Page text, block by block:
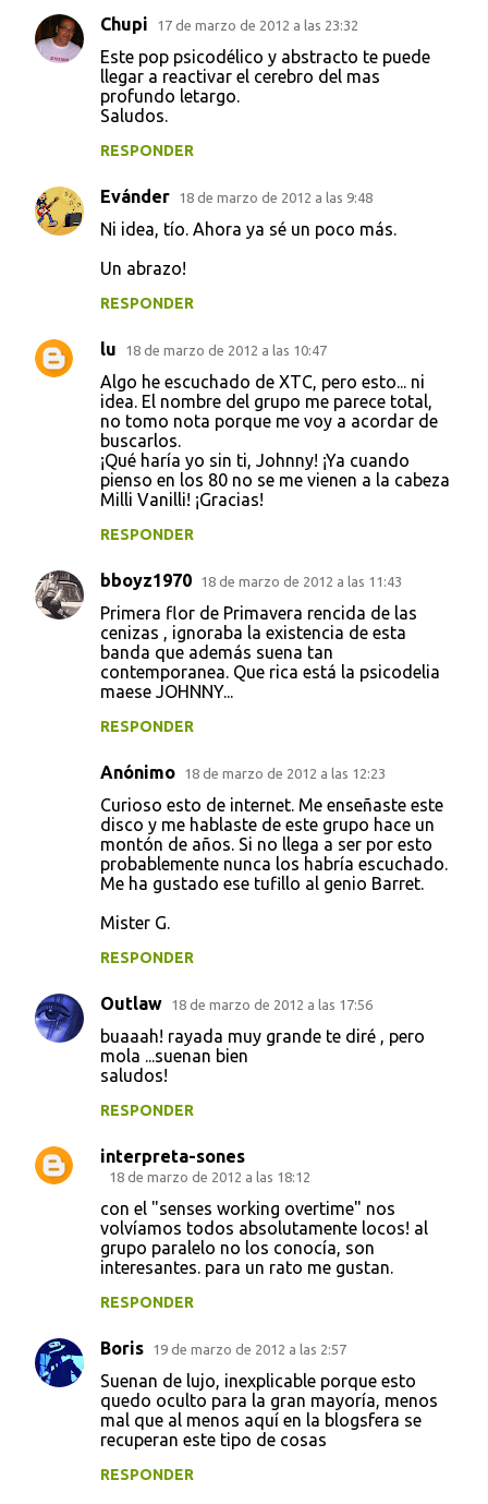
Chupi 17 de marzo de 2012 a las 23:32
Este pop psicodélico y abstracto te puede
llegar a reactivar el cerebro del mas
profundo letargo.
Saludos.
RESPONDER
Evánder 18 de marzo de 2012 a las 9:48
Ni idea, tío. Ahora ya sé un poco más.
Un abrazo!
RESPONDER
lu 18 de marzo de 2012 a las 10:47
Algo he escuchado de XTC, pero esto... ni
idea. El nombre del grupo me parece total,
no tomo nota porque me voy a acordar de
buscarlos.
¡Qué haría yo sin ti, Johnny! ¡Ya cuando
pienso en los 80 no se me vienen a la cabeza
Milli Vanilli! ¡Gracias!
RESPONDER
bboyz1970 18 de marzo de 2012 a las 11:43
Primera flor de Primavera rencida de las
cenizas , ignoraba la existencia de esta
banda que además suena tan
contemporanea. Que rica está la psicodelia
maese JOHNNY...
RESPONDER
Anónimo 18 de marzo de 2012 a las 12:23
Curioso esto de internet. Me enseñaste este
disco y me hablaste de este grupo hace un
montón de años. Si no llega a ser por esto
probablemente nunca los habría escuchado.
Me ha gustado ese tufillo al genio Barret.
Mister G.
RESPONDER
Outlaw 18 de marzo de 2012 a las 17:56
buaaah! rayada muy grande te diré , pero
mola ...suenan bien
saludos!
RESPONDER
interpreta-sones
18 de marzo de 2012 a las 18:12
con el "senses working overtime" nos
volvíamos todos absolutamente locos! al
grupo paralelo no los conocía, son
interesantes. para un rato me gustan.
RESPONDER
Boris 19 de marzo de 2012 a las 2:57
Suenan de lujo, inexplicable porque esto
quedo oculto para la gran mayoría, menos
mal que al menos aquí en la blogsfera se
recuperan este tipo de cosas
RESPONDER